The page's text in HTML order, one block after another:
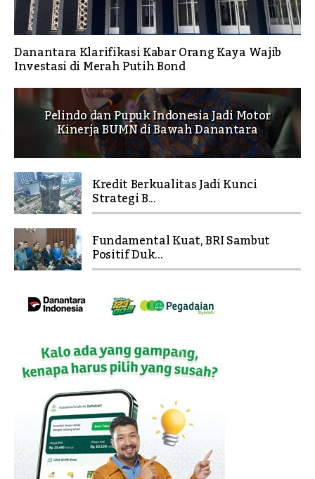
Danantara Klarifikasi Kabar Orang Kaya Wajib
Investasi di Merah Putih Bond
Pelindo dan Pupuk Indonesia Jadi Motor
Kinerja BUMN di Bawah Danantara
Kredit Berkualitas Jadi Kunci
Strategi B...
Fundamental Kuat, BRI Sambut
Positif Duk...